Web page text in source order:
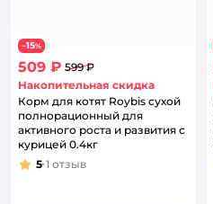
−15%
509 ₽ 599 ₽
Накопительная скидка
Корм для котят Roybis сухой
полнорационный для
активного роста и развития с
курицей 0.4кг
Рейтинг:
5 1 отзыв